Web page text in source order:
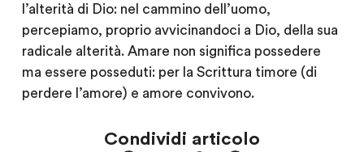
l’alterità di Dio: nel cammino dell’uomo,
percepiamo, proprio avvicinandoci a Dio, della sua
radicale alterità. Amare non significa possedere
ma essere posseduti: per la Scrittura timore (di
perdere l’amore) e amore convivono.
Condividi articolo